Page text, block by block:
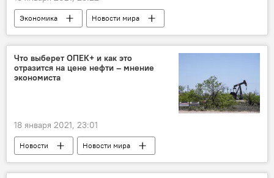
Экономика
Новости мира
Азербайджан
Новости
Иран
Мост
магистраль
Что выберет ОПЕК+ и как это
отразится на цене нефти – мнение
экономиста
18 января 2021, 23:01
Новости
Новости мира
Экономика
Азербайджан